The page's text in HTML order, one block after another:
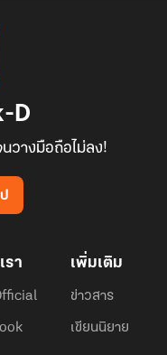
D
วางมือถือไม่ลง!
รา เพิ่มเติม
ข่าวสาร
เขียนนิยาย